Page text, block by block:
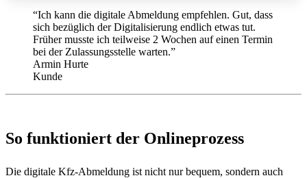
“Ich kann die digitale Abmeldung empfehlen. Gut, dass
sich bezüglich der Digitalisierung endlich etwas tut.
Früher musste ich teilweise 2 Wochen auf einen Termin
bei der Zulassungsstelle warten.”
Armin Hurte
Kunde
So funktioniert der Onlineprozess
Die digitale Kfz-Abmeldung ist nicht nur bequem, sondern auch